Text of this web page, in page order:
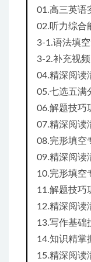
01.高三英语
02.听力综合
3-1.语法填
3-2.补充视
04.精深阅读
05.七选五满
06.解题技巧
07.精深阅读
08.完形填空
09.精深阅读
10.完形填空
11.解题技巧
12.精深阅读
13.写作基础
14.知识精掌
15.精深阅读